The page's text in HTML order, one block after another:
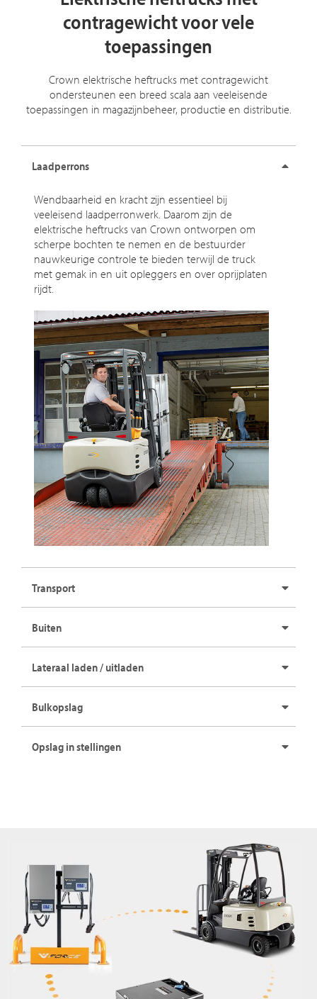
contragewicht voor vele
toepassingen
Crown elektrische heftrucks met contragewicht
ondersteunen een breed scala aan veeleisende
toepassingen in magazijnbeheer, productie en distributie.
Laadperrons
Wendbaarheid en kracht zijn essentieel bij
veeleisend laadperronwerk. Daarom zijn de
elektrische heftrucks van Crown ontworpen om
scherpe bochten te nemen en de bestuurder
nauwkeurige controle te bieden terwijl de truck
met gemak in en uit opleggers en over oprijplaten
rijdt.
Transport
Buiten
Lateraal laden / uitladen
Bulkopslag
Opslag in stellingen